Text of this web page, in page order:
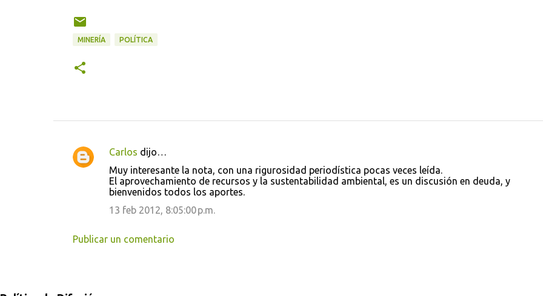
MINERÍA POLÍTICA
C
t
Carlos dijo…
Muy interesante la nota, con una rigurosidad periodística pocas veces leída.
El aprovechamiento de recursos y la sustentabilidad ambiental, es un discusión en deuda, y
bienvenidos todos los aportes.
13 feb 2012, 8:05:00 p.m.
Publicar un comentario